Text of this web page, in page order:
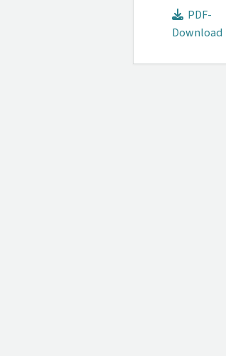
PDF-
Download